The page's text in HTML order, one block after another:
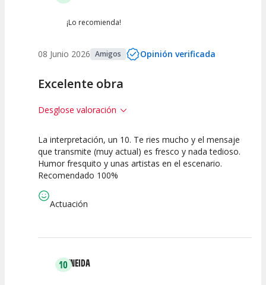
¡Lo recomienda!
08 Junio 2026 Amigos Opinión verificada
Excelente obra
Desglose valoración
7.5
Calidad del
Espectáculo
10
Puesta en
Escena
10
Interpretación
La interpretación, un 10. Te ries mucho y el mensaje
que transmite (muy actual) es fresco y nada tedioso.
Humor fresquito y unas artistas en el escenario.
Recomendado 100%
Actuación
10ENEIDA